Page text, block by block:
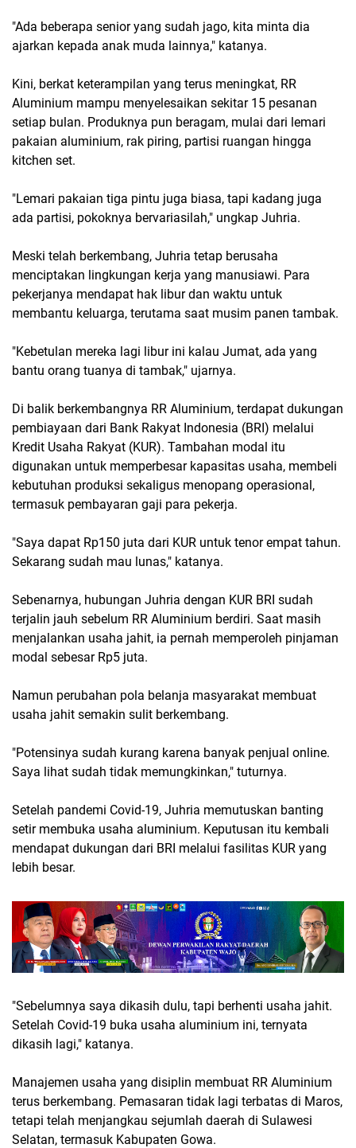
"Ada beberapa senior yang sudah jago, kita minta dia
ajarkan kepada anak muda lainnya," katanya.
Kini, berkat keterampilan yang terus meningkat, RR
Aluminium mampu menyelesaikan sekitar 15 pesanan
setiap bulan. Produknya pun beragam, mulai dari lemari
pakaian aluminium, rak piring, partisi ruangan hingga
kitchen set.
"Lemari pakaian tiga pintu juga biasa, tapi kadang juga
ada partisi, pokoknya bervariasilah," ungkap Juhria.
Meski telah berkembang, Juhria tetap berusaha
menciptakan lingkungan kerja yang manusiawi. Para
pekerjanya mendapat hak libur dan waktu untuk
membantu keluarga, terutama saat musim panen tambak.
"Kebetulan mereka lagi libur ini kalau Jumat, ada yang
bantu orang tuanya di tambak," ujarnya.
Di balik berkembangnya RR Aluminium, terdapat dukungan
pembiayaan dari Bank Rakyat Indonesia (BRI) melalui
Kredit Usaha Rakyat (KUR). Tambahan modal itu
digunakan untuk memperbesar kapasitas usaha, membeli
kebutuhan produksi sekaligus menopang operasional,
termasuk pembayaran gaji para pekerja.
"Saya dapat Rp150 juta dari KUR untuk tenor empat tahun.
Sekarang sudah mau lunas," katanya.
Sebenarnya, hubungan Juhria dengan KUR BRI sudah
terjalin jauh sebelum RR Aluminium berdiri. Saat masih
menjalankan usaha jahit, ia pernah memperoleh pinjaman
modal sebesar Rp5 juta.
Namun perubahan pola belanja masyarakat membuat
usaha jahit semakin sulit berkembang.
"Potensinya sudah kurang karena banyak penjual online.
Saya lihat sudah tidak memungkinkan," tuturnya.
Setelah pandemi Covid-19, Juhria memutuskan banting
setir membuka usaha aluminium. Keputusan itu kembali
mendapat dukungan dari BRI melalui fasilitas KUR yang
lebih besar.
"Sebelumnya saya dikasih dulu, tapi berhenti usaha jahit.
Setelah Covid-19 buka usaha aluminium ini, ternyata
dikasih lagi," katanya.
Manajemen usaha yang disiplin membuat RR Aluminium
terus berkembang. Pemasaran tidak lagi terbatas di Maros,
tetapi telah menjangkau sejumlah daerah di Sulawesi
Selatan, termasuk Kabupaten Gowa.